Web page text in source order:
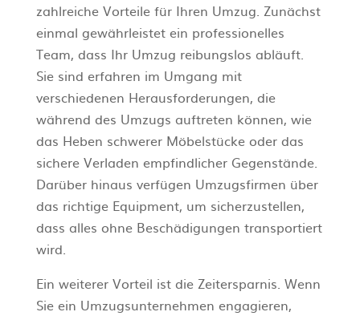
zahlreiche Vorteile für Ihren Umzug. Zunächst
einmal gewährleistet ein professionelles
Team, dass Ihr Umzug reibungslos abläuft.
Sie sind erfahren im Umgang mit
verschiedenen Herausforderungen, die
während des Umzugs auftreten können, wie
das Heben schwerer Möbelstücke oder das
sichere Verladen empfindlicher Gegenstände.
Darüber hinaus verfügen Umzugsfirmen über
das richtige Equipment, um sicherzustellen,
dass alles ohne Beschädigungen transportiert
wird.
Ein weiterer Vorteil ist die Zeitersparnis. Wenn
Sie ein Umzugsunternehmen engagieren,